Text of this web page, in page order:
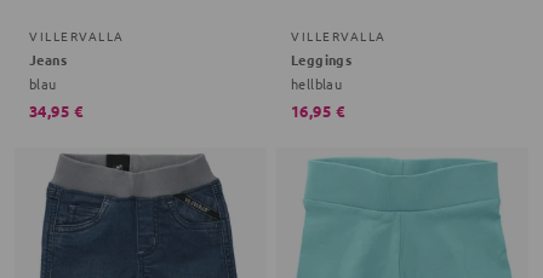
VILLERVALLA
Jeans
blau
34,95 €
VILLERVALLA
Leggings
hellblau
16,95 €